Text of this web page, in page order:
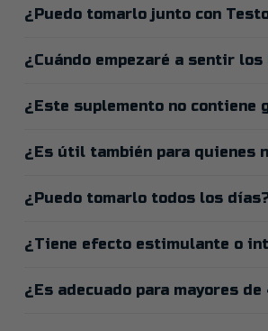
¿Puedo tomarlo junto con
¿Cuándo empezaré a sentir
¿Este suplemento no contiene
¿Es útil también para quienes
¿Puedo tomarlo todos los
¿Tiene efecto estimulante o
¿Es adecuado para mayores de